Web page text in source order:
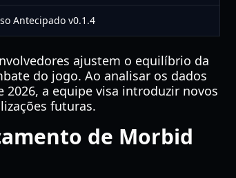
Antecipado v0.1.4
ajustem o equilíbrio da
do jogo. Ao analisar os dados
a equipe visa introduzir novos
futuras.
de Morbid